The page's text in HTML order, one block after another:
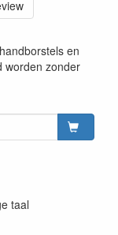
en
worden zonder
taal